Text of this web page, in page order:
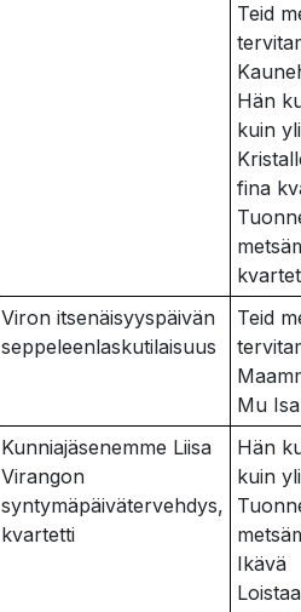
Teid
Hän
kuin
fina
Viron itsenäisyyspäivän
seppeleenlaskutilaisuus
Teid
Mu
Kunniajäsenemme Liisa
Virangon
syntymäpäivätervehdys,
kvartetti
Hän
kuin
Ikävä